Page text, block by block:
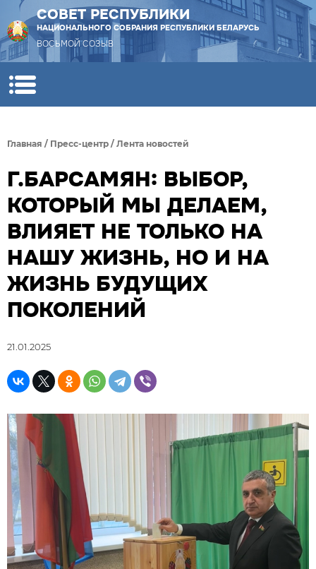
СОВЕТ РЕСПУБЛИКИ
НАЦИОНАЛЬНОГО СОБРАНИЯ РЕСПУБЛИКИ БЕЛАРУСЬ
ВОСЬМОЙ СОЗЫВ
Главная / Пресс-центр / Лента новостей
Г.БАРСАМЯН: ВЫБОР,
КОТОРЫЙ МЫ ДЕЛАЕМ,
ВЛИЯЕТ НЕ ТОЛЬКО НА
НАШУ ЖИЗНЬ, НО И НА
ЖИЗНЬ БУДУЩИХ
ПОКОЛЕНИЙ
21.01.2025